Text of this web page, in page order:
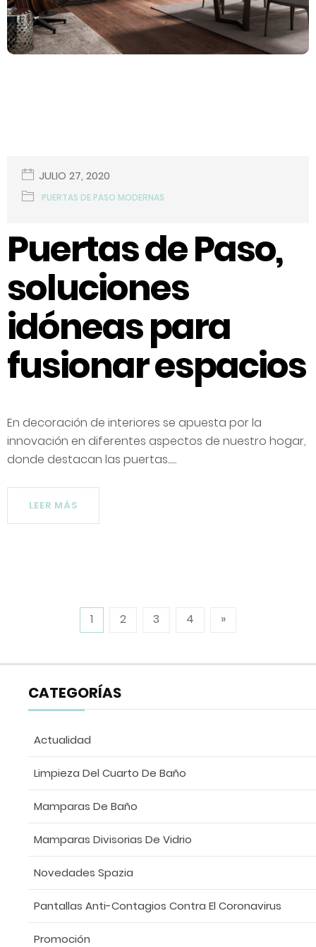
JULIO 27, 2020
PUERTAS DE PASO MODERNAS
Puertas de Paso,
soluciones
idóneas para
fusionar espacios
En decoración de interiores se apuesta por la
innovación en diferentes aspectos de nuestro hogar,
donde destacan las puertas......
LEER MÁS
1 2 3 4 »
CATEGORÍAS
Actualidad
Limpieza Del Cuarto De Baño
Mamparas De Baño
Mamparas Divisorias De Vidrio
Novedades Spazia
Pantallas Anti-Contagios Contra El Coronavirus
Promoción